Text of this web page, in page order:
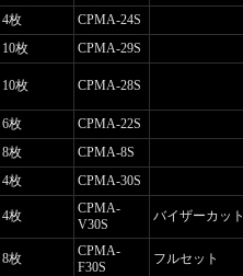
4枚
CPMA-24S
10枚
CPMA-29S
10枚 CPMA-28S
6枚
CPMA-22S
8枚
CPMA-8S
4枚 CPMA-30S
4枚
CPMA-
V30S
バイザーカット
8枚
CPMA-
F30S
フルセット